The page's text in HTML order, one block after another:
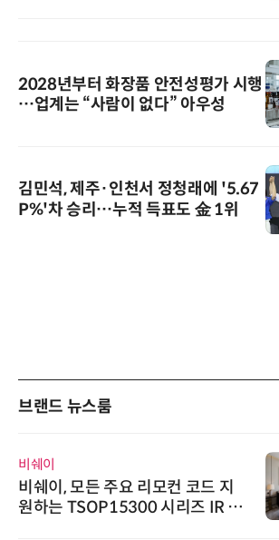
2028년부터 화장품 안전성평가 시행
…업계는 “사람이 없다” 아우성
김민석, 제주·인천서 정청래에 '5.67
P%'차 승리…누적 득표도 金 1위
브랜드 뉴스룸
비쉐이
비쉐이, 모든 주요 리모컨 코드 지
원하는 TSOP15300 시리즈 IR 수